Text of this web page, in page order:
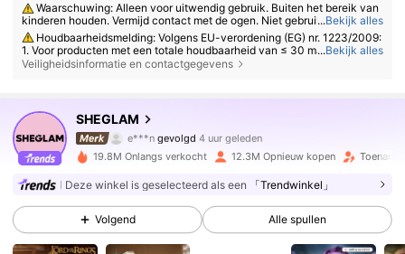
Waarschuwing: Alleen voor uitwendig gebruik. Buiten het bereik van
kinderen houden. Vermijd contact met de ogen. Niet gebruiken op een b
eschadigde of geïrriteerde huid. Stop het gebruik als er irritatie optreedt.
...Bekijk alles
Houdbaarheidsmelding: Volgens EU-verordening (EG) nr. 1223/2009:
1. Voor producten met een totale houdbaarheid van ≤ 30 maanden: de v
ervaldatum wordt aangegeven met een zandlopersymbool ⌛ + datum o
aangegeven met een symbool van een open pot + M, waarbij M staat v
oor maanden. Opmerking: Producten in verpakkingen voor eenmalig ge
bruik, niet-openbare producten en andere gespecificeerde artikelen zij
n vrijgesteld van de verplichte houdbaarheidsdatummarkering. Raadple
eg uitsluitend de markeringen op de fysieke productverpakking; stop he
t gebruik onmiddellijk als er sprake is van bederf.
...Bekijk alles
Veiligheidsinformatie en contactgegevens
SHEGLAMe***n
s***1is aan het browsen
4.91
4.7M Volgers
4.91 4.7M Volgers
19.8M Onlangs verkocht 12.3M Opnieuw kopen
Deze winkel is geselecteerd als een 「Trendwinkel」
Volgend Alle spullen